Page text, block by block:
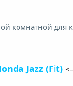
комнатной для
Jazz (Fit)